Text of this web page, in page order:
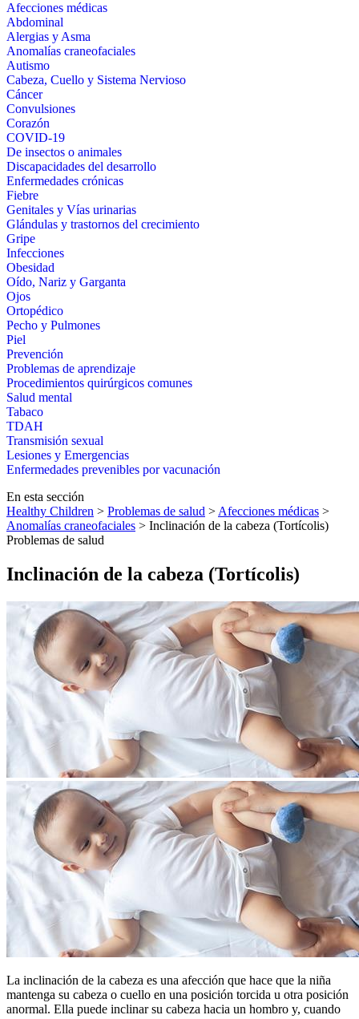
Afecciones médicas
Abdominal
Alergias y Asma
Anomalías craneofaciales
Autismo
Cabeza, Cuello y Sistema Nervioso
Cáncer
Convulsiones
Corazón
COVID-19
De insectos o animales
Discapacidades del desarrollo
Enfermedades crónicas
Fiebre
Genitales y Vías urinarias
Glándulas y trastornos del crecimiento
Gripe
Infecciones
Obesidad
Oído, Nariz y Garganta
Ojos
Ortopédico
Pecho y Pulmones
Piel
Prevención
Problemas de aprendizaje
Procedimientos quirúrgicos comunes
Salud mental
Tabaco
TDAH
Transmisión sexual
Lesiones y Emergencias
Enfermedades prevenibles por vacunación
En esta sección
Healthy Children > Problemas de salud > Afecciones médicas >
Anomalías craneofaciales > Inclinación de la cabeza (Tortícolis)
Problemas de salud
Inclinación de la cabeza (Tortícolis)
La inclinación de la cabeza es una afección que hace que la niña
mantenga su cabeza o cuello en una posición torcida u otra posición
anormal. Ella puede inclinar su cabeza hacia un hombro y, cuando